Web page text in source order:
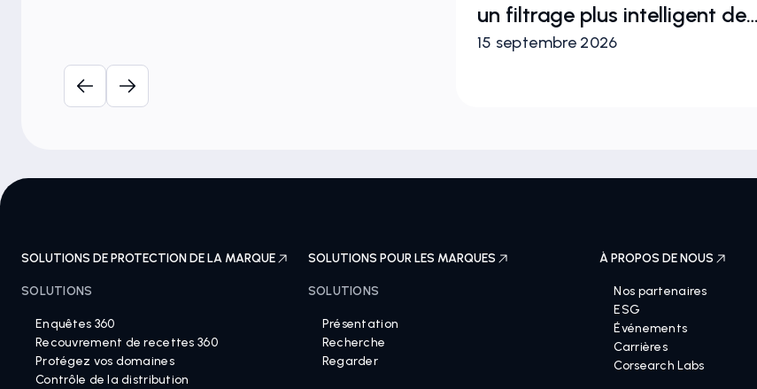
voie du succès en 2025
un filtrage plus intelligent des
marques
15 septembre 2026
SOLUTIONS DE PROTECTION DE LA MARQUE
SOLUTIONS
Enquêtes 360
Recouvrement de recettes 360
Protégez vos domaines
Contrôle de la distribution
SOLUTIONS POUR LES MARQUES
SOLUTIONS
Présentation
Recherche
Regarder
À PROPOS DE NOUS
Nos partenaires
ESG
Événements
Carrières
Corsearch Labs